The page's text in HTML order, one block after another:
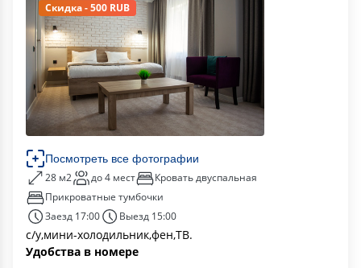
Скидка - 500 RUB
Посмотреть все фотографии
28 м2 до 4 мест
Кровать двуспальная
Прикроватные тумбочки
Заезд 17:00
Выезд 15:00
с/у,мини-холодильник,фен,ТВ.
Удобства в номере